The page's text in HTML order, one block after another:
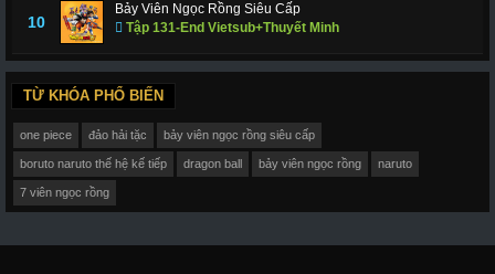
10
Bảy Viên Ngọc Rồng Siêu Cấp
Tập 131-End Vietsub+Thuyết Minh
TỪ KHÓA PHỔ BIẾN
one piece đảo hải tặc bảy viên ngọc rồng siêu cấp
boruto naruto thế hệ kế tiếp dragon ball bảy viên ngọc rồng naruto
7 viên ngọc rồng